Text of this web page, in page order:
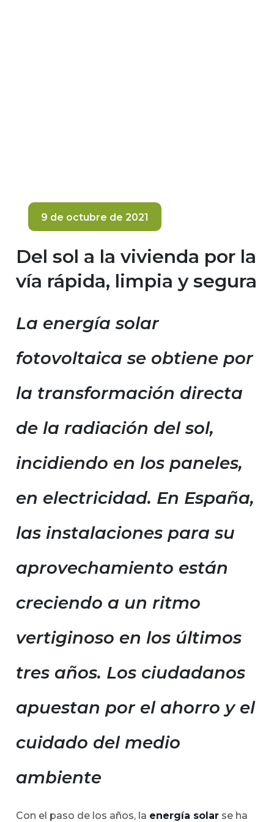
9 de octubre de 2021
Del sol a la vivienda por la
vía rápida, limpia y segura
La energía solar
fotovoltaica se obtiene por
la transformación directa
de la radiación del sol,
incidiendo en los paneles,
en electricidad. En España,
las instalaciones para su
aprovechamiento están
creciendo a un ritmo
vertiginoso en los últimos
tres años. Los ciudadanos
apuestan por el ahorro y el
cuidado del medio
ambiente
Con el paso de los años, la energía solarse ha